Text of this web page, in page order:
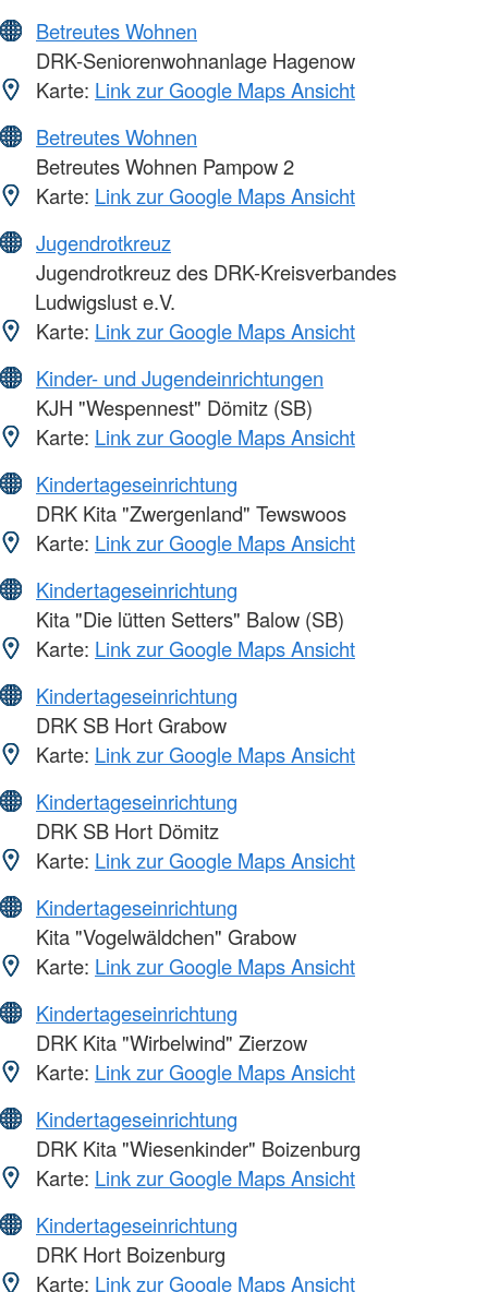
Betreutes Wohnen
DRK-Seniorenwohnanlage Hagenow
Karte: Link zur Google Maps Ansicht
Betreutes Wohnen
Betreutes Wohnen Pampow 2
Karte: Link zur Google Maps Ansicht
Jugendrotkreuz
Jugendrotkreuz des DRK-Kreisverbandes
Ludwigslust e.V.
Karte: Link zur Google Maps Ansicht
Kinder- und Jugendeinrichtungen
KJH "Wespennest" Dömitz (SB)
Karte: Link zur Google Maps Ansicht
Kindertageseinrichtung
DRK Kita "Zwergenland" Tewswoos
Karte: Link zur Google Maps Ansicht
Kindertageseinrichtung
Kita "Die lütten Setters" Balow (SB)
Karte: Link zur Google Maps Ansicht
Kindertageseinrichtung
DRK SB Hort Grabow
Karte: Link zur Google Maps Ansicht
Kindertageseinrichtung
DRK SB Hort Dömitz
Karte: Link zur Google Maps Ansicht
Kindertageseinrichtung
Kita "Vogelwäldchen" Grabow
Karte: Link zur Google Maps Ansicht
Kindertageseinrichtung
DRK Kita "Wirbelwind" Zierzow
Karte: Link zur Google Maps Ansicht
Kindertageseinrichtung
DRK Kita "Wiesenkinder" Boizenburg
Karte: Link zur Google Maps Ansicht
Kindertageseinrichtung
DRK Hort Boizenburg
Karte: Link zur Google Maps Ansicht